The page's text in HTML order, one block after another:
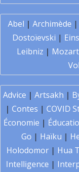
Abel | Archimède |
Dostoïevski |
Leibniz | Mozart
Advice | Artsakh |
| Contes | COVID
Économie |
Go | Haïku |
Holodomor | Hua
Intelligence |